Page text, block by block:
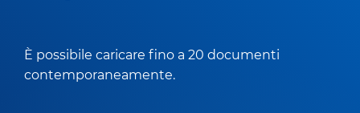
È possibile caricare fino a 20 documenti
contemporaneamente.